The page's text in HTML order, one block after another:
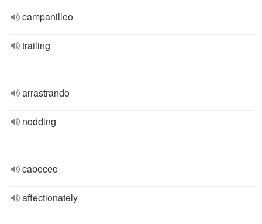
campanilleo
trailing
arrastrando
nodding
cabeceo
affectionately